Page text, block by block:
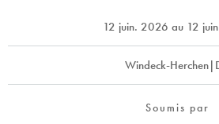
Türkçe
Textes
Expositions
Demander un nouveau
12 juin. 2026 au 12
Windeck-
Soumis par